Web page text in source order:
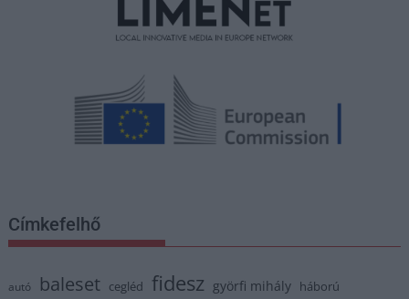
Címkefelhő
autó baleset cegléd fidesz györfi mihály háború